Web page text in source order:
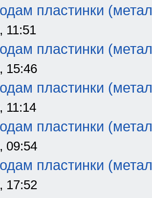
пластинки
11:51
пластинки
15:46
пластинки
11:14
пластинки
09:54
пластинки
17:52